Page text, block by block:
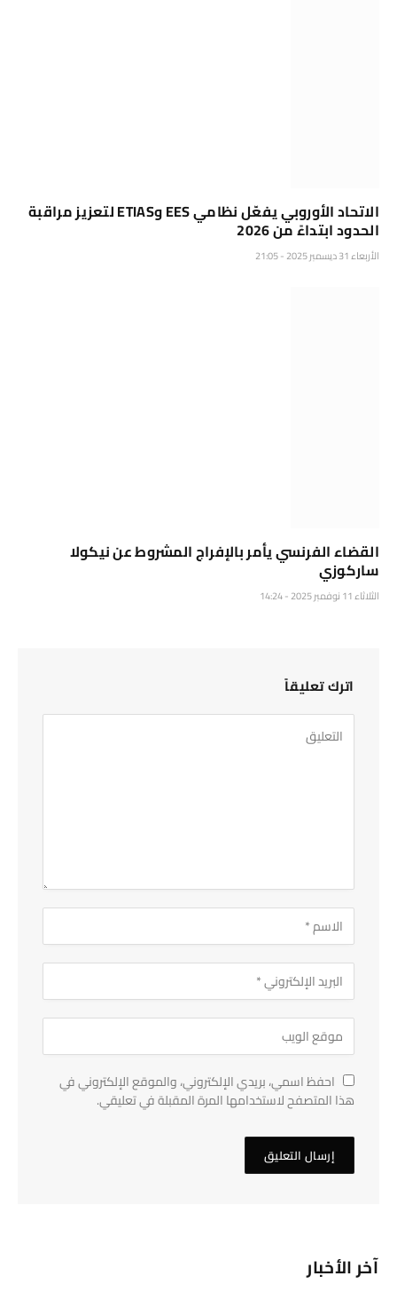
الاتحاد الأوروبي يفعّل نظامي EES وETIAS لتعزيز مراقبة
الحدود ابتداءً من 2026
الأربعاء 31 ديسمبر 2025 - 21:05
القضاء الفرنسي يأمر بالإفراج المشروط عن نيكولا
ساركوزي
الثلاثاء 11 نوفمبر 2025 - 14:24
اترك تعليقاً
احفظ اسمي، بريدي الإلكتروني، والموقع الإلكتروني في
هذا المتصفح لاستخدامها المرة المقبلة في تعليقي.
آخر الأخبار